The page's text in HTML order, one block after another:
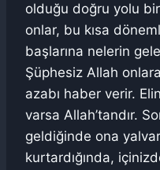
olduğu doğru yolu bir
onlar, bu kısa
başlarına nelerin
Şüphesiz Allah
azabı haber verir.
varsa Allah’tandır.
geldiğinde ona
kurtardığında,